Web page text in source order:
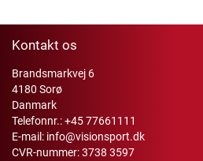
Kontakt os
Brandsmarkvej 6
4180 Sorø
Danmark
Telefonnr.:+45 77661111
E-mail: info@visionsport.dk
CVR-nummer: 3738 3597